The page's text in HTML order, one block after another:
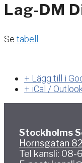
Lag-DM
Se tabell
+ Lägg till i
+ iCal /
Stockholms
Hornsgatan
Tel kansli: